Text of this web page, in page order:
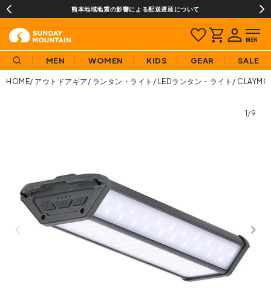
熊本地域地震の影響による配送遅延について
MEN WOMEN KIDS GEAR SALE
HOME アウトドアギア ランタン・ライト LEDランタン・ライト
1/9